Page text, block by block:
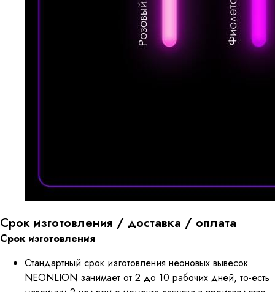
Срок изготовления / доставка / оплата
Срок изготовления
Стандартный срок изготовления неоновых вывесок
NEONLION занимает от 2 до 10 рабочих дней, то-есть